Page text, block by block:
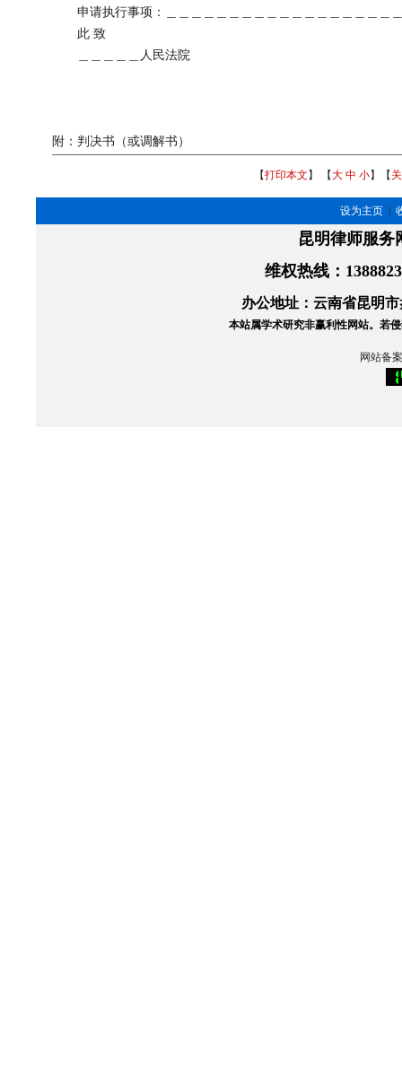
申请执行事项：＿＿＿＿＿＿＿＿＿＿＿＿＿＿＿＿＿＿
此 致
＿＿＿＿＿人民法院
附：判决书（或调解书）
【打印本文 】 【大 中 小】【
设为主页
昆明律师服
维权热线 ：
办公地址：云南省昆明
本站属学术研究非赢利性网站。 若
网站备